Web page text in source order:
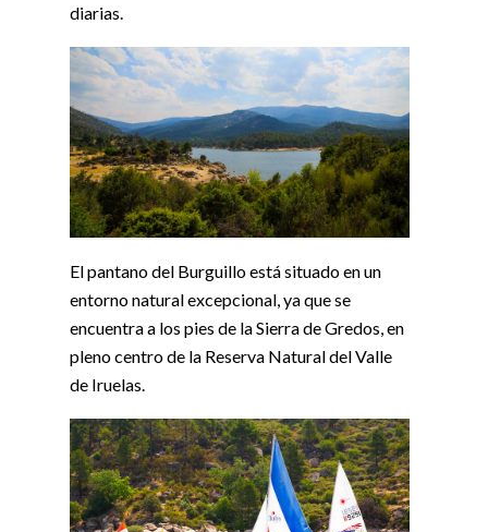
diarias.
El pantano del Burguillo está situado en un
entorno natural excepcional, ya que se
encuentra a los pies de la Sierra de Gredos, en
pleno centro de la Reserva Natural del Valle
de Iruelas.